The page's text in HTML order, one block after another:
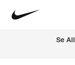
Se